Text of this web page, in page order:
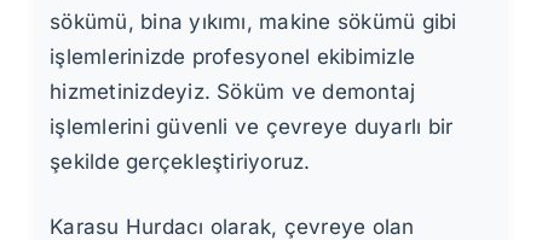
sökümü, bina yıkımı, makine sökümü gibi
işlemlerinizde profesyonel ekibimizle
hizmetinizdeyiz. Söküm ve demontaj
işlemlerini güvenli ve çevreye duyarlı bir
şekilde gerçekleştiriyoruz.
Karasu Hurdacı olarak, çevreye olan